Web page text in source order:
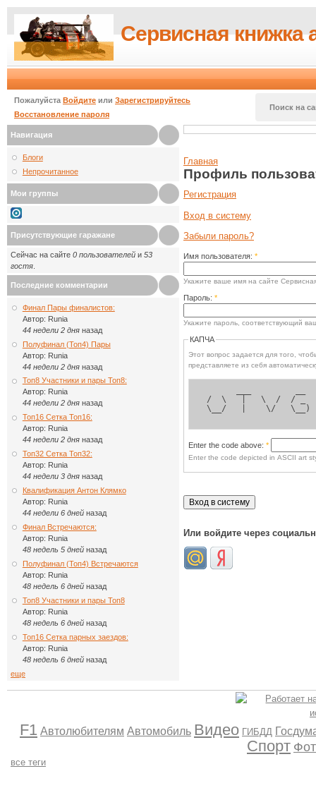
Сервисная книжка
Пожалуйста Войдите или Зарегистрируйтесь
Восстановление пароля
Поиск на
Навигация
Блоги
Непрочитанное
Мои группы
Присутствующие гаражане
Сейчас на сайте 0 пользователей и 53
гостя
Последние комментарии
Финал Пары финалистов:
Автор: Runia
44 недели 2 дняназад
Полуфинал (Топ4) Пары
Автор: Runia
44 недели 2 дняназад
Топ8 Участники и пары Топ8:
Автор: Runia
44 недели 2 дняназад
Топ16 Сетка Топ16:
Автор: Runia
44 недели 2 дняназад
Топ32 Сетка Топ32:
Автор: Runia
44 недели 3 дняназад
Квалификация Антон Клямко
Автор: Runia
44 недели 6 днейназад
Финал Встречаются:
Автор: Runia
48 недель 5 днейназад
Полуфинал (Топ4) Встречаются
Автор: Runia
48 недель 6 днейназад
Топ8 Участники и пары Топ8
Автор: Runia
48 недель 6 днейназад
Топ16 Сетка парных заездов:
Автор: Runia
48 недель 6 днейназад
еще
Главная
Профиль
Регистрация
Вход в систему
Забыли пароль?
Имя пользователя: *
Укажите ваше имя на сайте
Пароль: *
Укажите пароль, соответствующий
КАПЧА
Этот вопрос задается для того, чтобы
представляете из себя
/  \   |   \  /  / _
\__/   |    \/   \__)
Enter the code above: *
Enter the code depicted in ASCII art
Или войдите через
F1 Автолюбителям Автомобиль Видео ГИБДД
Спорт
все теги